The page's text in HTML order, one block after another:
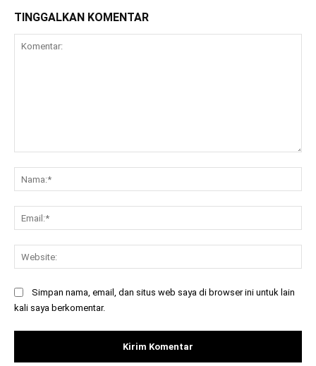
TINGGALKAN KOMENTAR
Simpan nama, email, dan situs web saya di browser ini untuk lain
kali saya berkomentar.